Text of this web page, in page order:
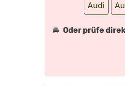
Audi
🚘 Oder prüfe